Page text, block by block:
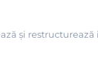
și